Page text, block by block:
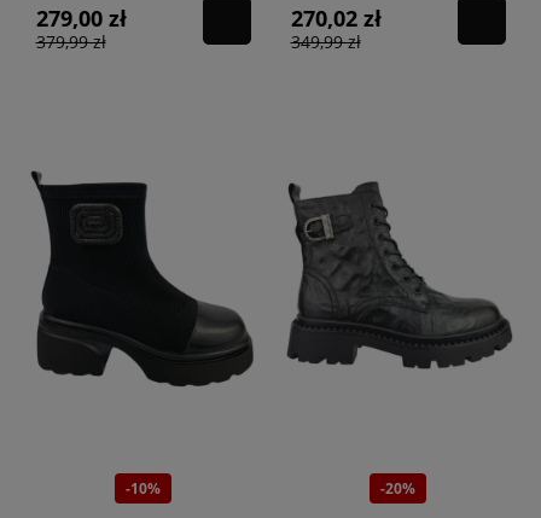
279,00 zł
379,99 zł
270,02 zł
349,99 zł
-10% -20%